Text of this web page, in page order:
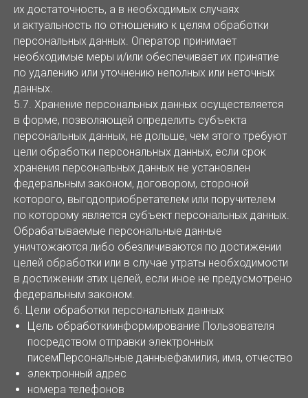
их достаточность, а в необходимых случаях
и актуальность по отношению к целям обработки
персональных данных. Оператор принимает
необходимые меры и/или обеспечивает их принятие
по удалению или уточнению неполных или неточных
данных.
5.7. Хранение персональных данных осуществляется
в форме, позволяющей определить субъекта
персональных данных, не дольше, чем этого требуют
цели обработки персональных данных, если срок
хранения персональных данных не установлен
федеральным законом, договором, стороной
которого, выгодоприобретателем или поручителем
по которому является субъект персональных данных.
Обрабатываемые персональные данные
уничтожаются либо обезличиваются по достижении
целей обработки или в случае утраты необходимости
в достижении этих целей, если иное не предусмотрено
федеральным законом.
6. Цели обработки персональных данных
Цель обработкиинформирование Пользователя
посредством отправки электронных
писемПерсональные данныефамилия, имя, отчество
электронный адрес
номера телефонов